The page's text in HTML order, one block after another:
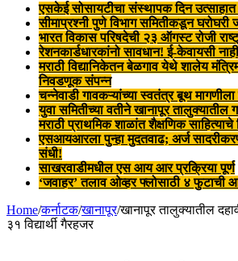
एसकेई सोसायटीचा संस्थापक दिन उत्साहात
सीमाप्रश्नी पुणे विभाग समितीकडून घरोघरी
भारत विकास परिषदेची २३ ऑगस्ट रोजी
रेशनकार्डधारकांनो सावधान! ई-केवायसी
मराठी विद्यानिकेतन बेळगाव येथे शालेय
निवडणूक संपन्न
चन्नेवाडी गावकऱ्यांच्या स्वतंत्र बूथ
युवा समितीच्या वतीने खानापूर तालुक्यातील
मराठी प्राथमिक शाळांत शैक्षणिक साहित्याचे
एसआयआरला पुन्हा मुदतवाढ; अर्ज
संधी!
साखरवाडीमधील एस आय आर प्रक्रिया पूर्ण
‘जवाहर’ तलाव ओव्हर फ्लोसाठी ४ फुटाची
Home/कर्नाटक/खानापूर/खानापूर तालुक्यातील
३१ विद्यार्थी गैरहजर